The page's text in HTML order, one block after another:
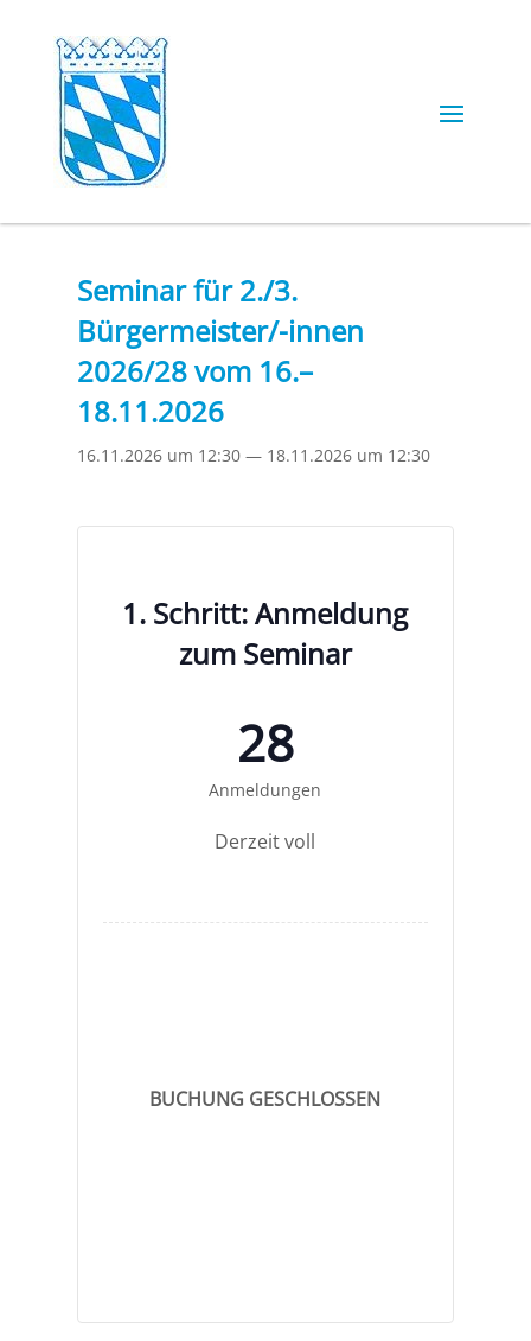
Seminar für 2./3.
Bürgermeister/-innen
2026/28 vom 16.–
18.11.2026
16.11.2026 um 12:30— 18.11.2026 um 12:30
1. Schritt: Anmeldung
zum Seminar
28
Anmel­dun­gen
Der­zeit voll
BUCHUNG GESCHLOS­SEN